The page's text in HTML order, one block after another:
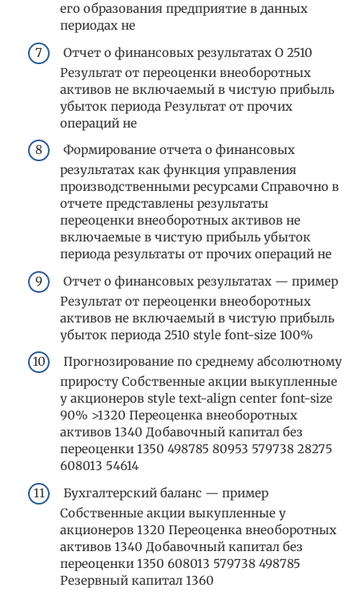
его образования предприятие в данных
периодах не
Отчет о финансовых результатах О 2510
Результат от переоценки внеоборотных
активов не включаемый в чистую прибыль
убыток периода Результат от прочих
операций не
Формирование отчета о финансовых
результатах как функция управления
производственными ресурсами Справочно в
отчете представлены результаты
переоценки внеоборотных активов не
включаемые в чистую прибыль убыток
периода результаты от прочих операций не
Отчет о финансовых результатах — пример
Результат от переоценки внеоборотных
активов не включаемый в чистую прибыль
убыток периода 2510 style font-size 100%
Прогнозирование по среднему абсолютному
приросту Собственные акции выкупленные
у акционеров style text-align center font-size
90% >1320 Переоценка внеоборотных
активов 1340 Добавочный капитал без
переоценки 1350 498785 80953 579738 28275
608013 54614
Бухгалтерский баланс — пример
Собственные акции выкупленные у
акционеров 1320 Переоценка внеоборотных
активов 1340 Добавочный капитал без
переоценки 1350 608013 579738 498785
Резервный капитал 1360